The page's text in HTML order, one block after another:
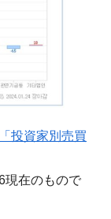
のウラで他業
て良くない。
院が『クーパ
つ
投資家別売買
現在のもので